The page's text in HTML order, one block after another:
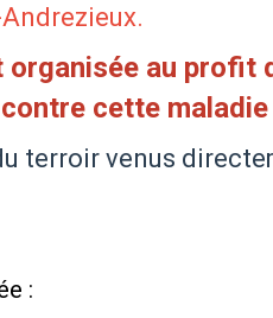
organisée au profit
cette maladie
terroir venus
: